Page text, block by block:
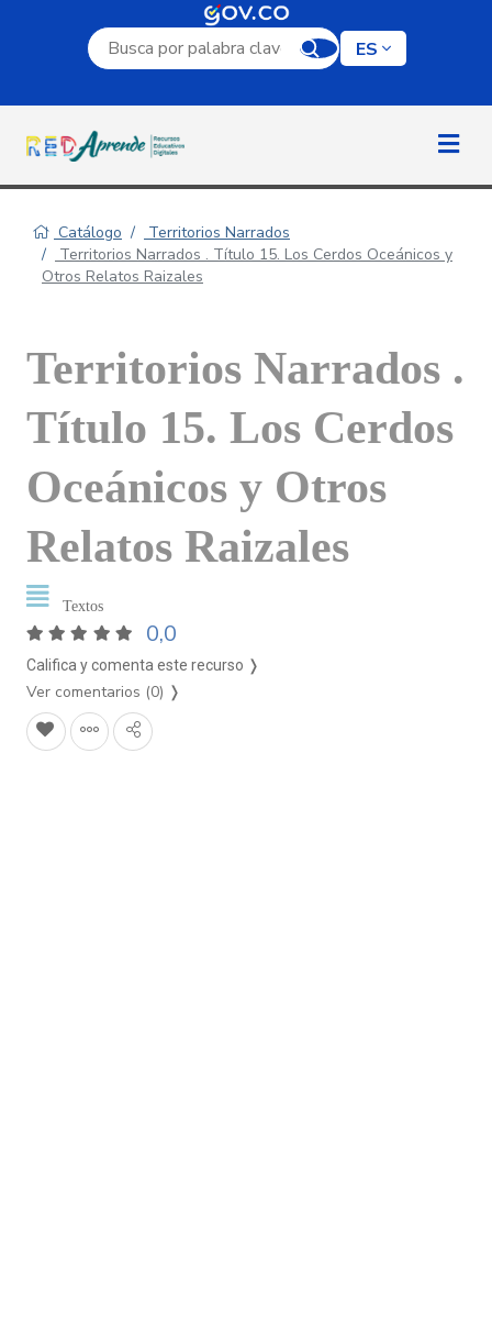
Campo de búsqueda por palabra clave
ES
Catálogo
Territorios Narrados
Territorios Narrados . Título 15. Los Cerdos Oceánicos y
Otros Relatos Raizales
Territorios Narrados .
Título 15. Los Cerdos
Oceánicos y Otros
Relatos Raizales
Textos
0,0
Califica y comenta este recurso ❭
Ver comentarios (0) ❭